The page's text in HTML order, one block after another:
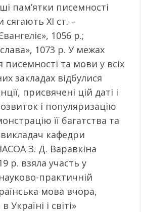
пам’ятки писемності
сягають ХІ ст. –
1056 р.;
1073 р. У межах
та мови у всіх
закладах відбулися
присвячені цій даті і
і популяризацію
її багатства та
кафедри
З. Д. Варавкіна
р. взяла участь у
практичній
мова вчора,
Україні і світі»